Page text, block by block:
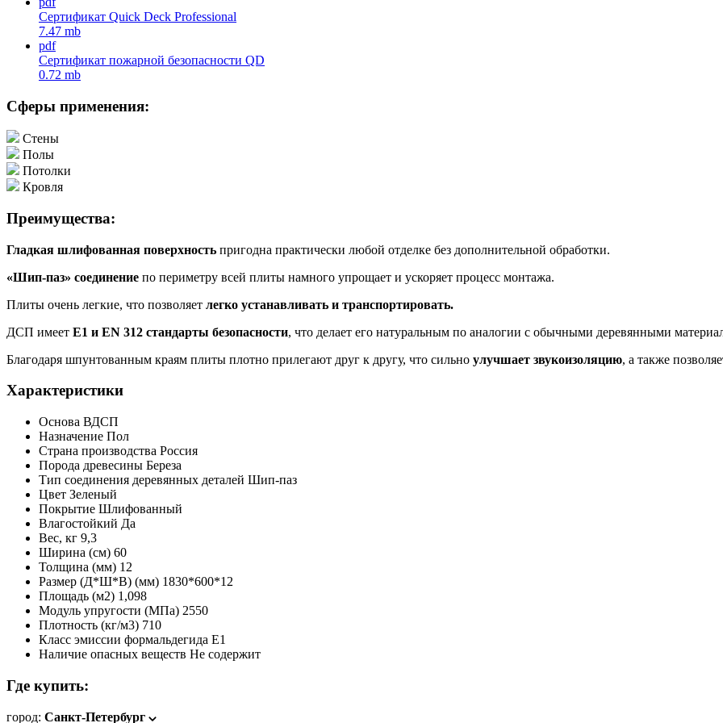
Сертификат Quick Deck Professional
7.47 mb
pdf
Сертификат пожарной безопасности QD
0.72 mb
Сферы применения:
Стены
Полы
Потолки
Кровля
Преимущества:
Гладкая шлифованная поверхность пригодна практически любой отделке без дополнительной обработки.
«Шип-паз» соединение по периметру всей плиты намного упрощает и ускоряет процесс монтажа.
Плиты очень легкие, что позволяет легко устанавливать и транспортировать.
ДСП имеет Е1 и EN 312 стандарты безопасности, что делает его натуральным по аналогии с обычными деревянными
Благодаря шпунтованным краям плиты плотно прилегают друг к другу, что сильно улучшает звукоизоляцию, а также
Характеристики
Основа ВДСП
Назначение Пол
Страна производства Россия
Порода древесины Береза
Тип соединения деревянных деталей Шип-паз
Цвет Зеленый
Покрытие Шлифованный
Влагостойкий Да
Вес, кг 9,3
Ширина (см) 60
Толщина (мм) 12
Размер (Д*Ш*В) (мм) 1830*600*12
Площадь (м2) 1,098
Модуль упругости (МПа) 2550
Плотность (кг/м3) 710
Класс эмиссии формальдегида Е1
Наличие опасных веществ Не содержит
Где купить:
город: Санкт-Петербург